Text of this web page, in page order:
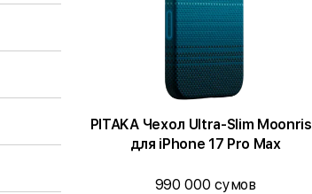
PITAKA Чехол Ultra-Slim Moonrise
для iPhone 17 Pro Max
990 000 сумов